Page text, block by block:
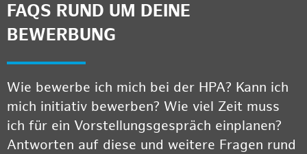
FAQS RUND UM DEINE
BEWERBUNG
Wie bewerbe ich mich bei der HPA? Kann ich
mich initiativ bewerben? Wie viel Zeit muss
ich für ein Vorstellungsgespräch einplanen?
Antworten auf diese und weitere Fragen rund